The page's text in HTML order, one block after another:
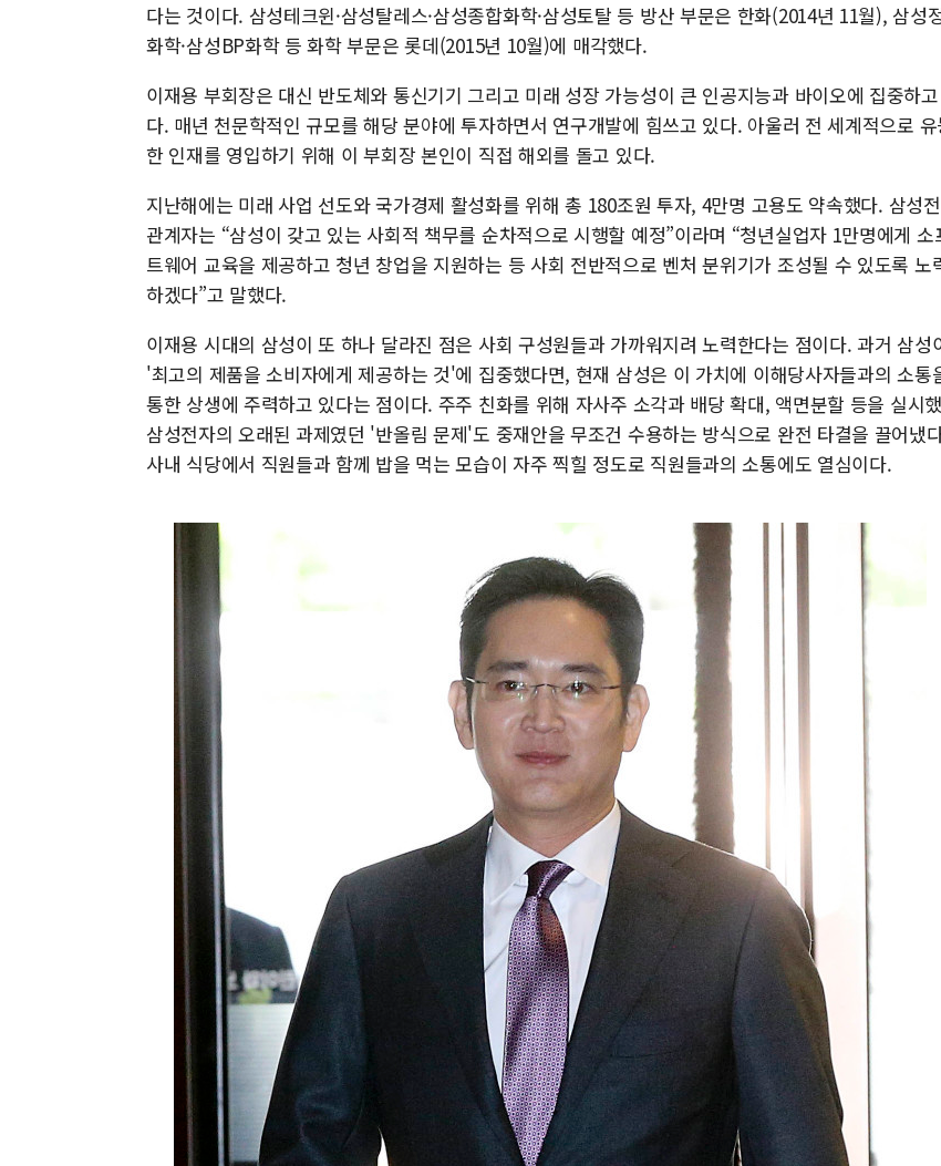
다는 것이다. 삼성테크윈·삼성탈레스·삼성종합화학·삼성토탈 등 방산 부문은 한화(2014년 11월), 삼성
화학·삼성BP화학 등 화학 부문은 롯데(2015년 10월)에 매각했다.
이재용 부회장은 대신 반도체와 통신기기 그리고 미래 성장 가능성이 큰 인공지능과 바이오에 집중하
다. 매년 천문학적인 규모를 해당 분야에 투자하면서 연구개발에 힘쓰고 있다. 아울러 전 세계적으로 유
한 인재를 영입하기 위해 이 부회장 본인이 직접 해외를 돌고 있다.
지난해에는 미래 사업 선도와 국가경제 활성화를 위해 총 180조원 투자, 4만명 고용도 약속했다. 삼성
관계자는 “삼성이 갖고 있는 사회적 책무를 순차적으로 시행할 예정”이라며 “청년실업자 1만명에게 소
트웨어 교육을 제공하고 청년 창업을 지원하는 등 사회 전반적으로 벤처 분위기가 조성될 수 있도록 노
하겠다”고 말했다.
이재용 시대의 삼성이 또 하나 달라진 점은 사회 구성원들과 가까워지려 노력한다는 점이다. 과거 삼성
'최고의 제품을 소비자에게 제공하는 것'에 집중했다면, 현재 삼성은 이 가치에 이해당사자들과의 소통
통한 상생에 주력하고 있다는 점이다. 주주 친화를 위해 자사주 소각과 배당 확대, 액면분할 등을 실시
삼성전자의 오래된 과제였던 '반올림 문제'도 중재안을 무조건 수용하는 방식으로 완전 타결을 끌어냈
사내 식당에서 직원들과 함께 밥을 먹는 모습이 자주 찍힐 정도로 직원들과의 소통에도 열심이다.